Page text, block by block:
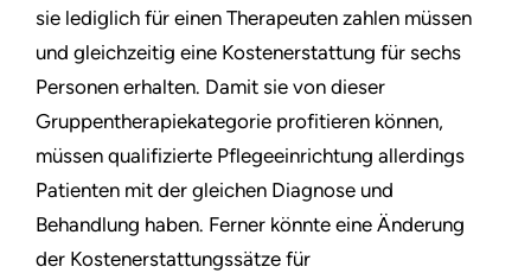
sie lediglich für einen Therapeuten zahlen müssen
und gleichzeitig eine Kostenerstattung für sechs
Personen erhalten. Damit sie von dieser
Gruppentherapiekategorie profitieren können,
müssen qualifizierte Pflegeeinrichtung allerdings
Patienten mit der gleichen Diagnose und
Behandlung haben. Ferner könnte eine Änderung
der Kostenerstattungssätze für